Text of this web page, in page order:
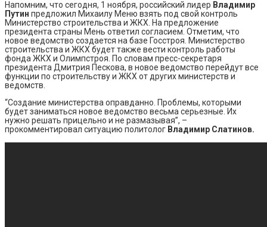
Напомним, что сегодня, 1 ноября, российский лидер Владимир
Путин предложил Михаилу Меню взять под свой контроль
Министерство строительства и ЖКХ. На предложение
президента страны Мень ответил согласием. Отметим, что
новое ведомство создается на базе Госстроя. Министерство
строительства и ЖКХ будет также вести контроль работы
фонда ЖКХ и Олимпстроя. По словам пресс-секретаря
президента Дмитрия Пескова, в новое ведомство перейдут все
функции по строительству и ЖКХ от других министерств и
ведомств.
“Создание министерства оправданно. Проблемы, которыми
будет заниматься новое ведомство весьма серьезные. Их
нужно решать прицельно и не размазывая”, –
прокомментировал ситуацию политолог Владимир Слатинов.